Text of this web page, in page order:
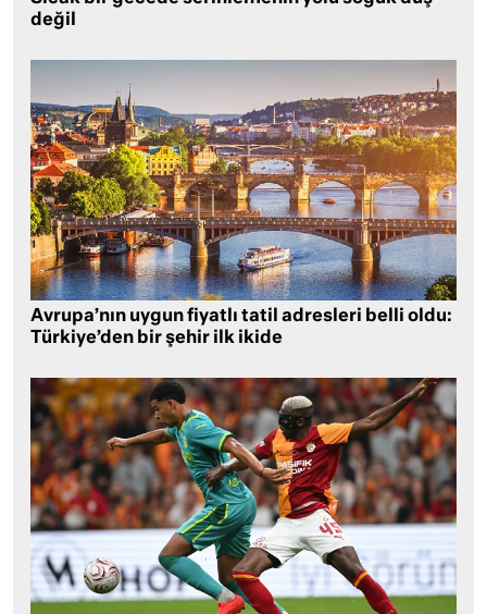
değil
Avrupa’nın uygun fiyatlı tatil adresleri belli oldu:
Türkiye’den bir şehir ilk ikide